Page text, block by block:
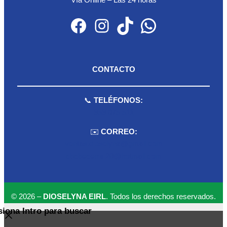
Facebook Instagram TikTok WhatsApp
CONTACTO
📞 TELÉFONOS:
✉️ CORREO:
© 2026 – DIOSELYNA EIRL. Todos los derechos reservados.
Intro para buscar